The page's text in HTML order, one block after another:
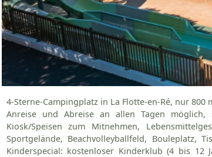
4-Sterne-Campingplatz in La Flotte-en-Ré, nur
Anreise und Abreise an allen Tagen möglich,
Kiosk/Speisen zum Mitnehmen,
Sportgelände, Beachvolleyballfeld, Bouleplatz,
Kinderspecial: kostenloser Kinderklub (4 bis 12